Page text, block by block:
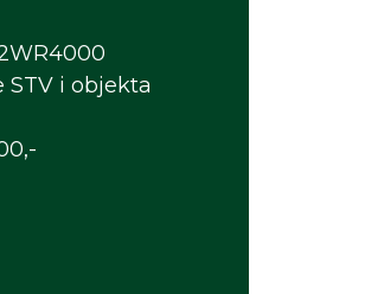
STV i objekta